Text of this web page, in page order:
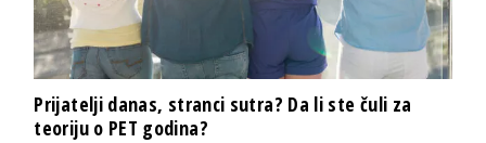
Prijatelji danas, stranci sutra? Da li ste čuli za
teoriju o PET godina?